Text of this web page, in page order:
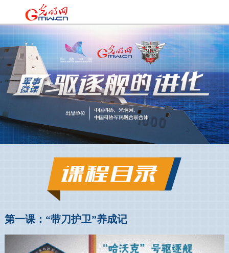
第一课：“带刀护卫”养成记